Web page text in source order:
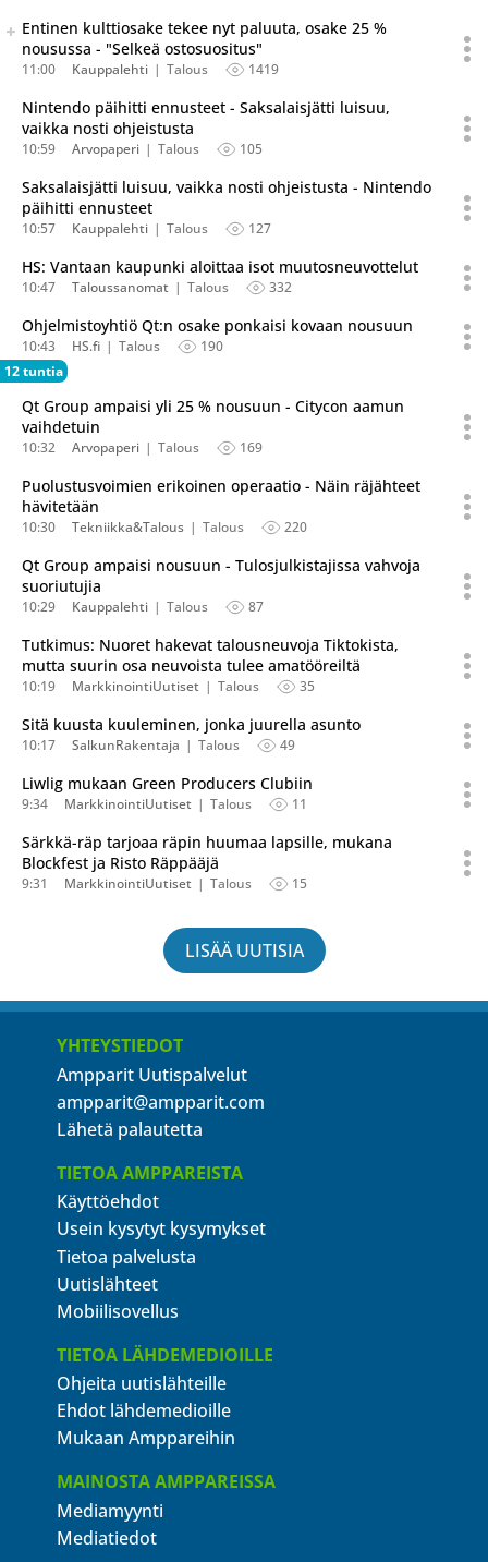
Seuraava uutinen on julkaistu useassa eri lähteessä.
Listaa uutisen kaikki versiot
Entinen kulttiosake tekee nyt paluuta, osake 25 %
nousussa - "Selkeä ostosuositus"
11:00 Kauppalehti Talous 1419
Nintendo päihitti ennusteet - Saksalaisjätti luisuu,
vaikka nosti ohjeistusta
10:59 Arvopaperi Talous 105
Saksalaisjätti luisuu, vaikka nosti ohjeistusta - Nintendo
päihitti ennusteet
10:57 Kauppalehti Talous 127
HS: Vantaan kaupunki aloittaa isot muutosneuvottelut
10:47 Taloussanomat Talous 332
Ohjelmistoyhtiö Qt:n osake ponkaisi kovaan nousuun
10:43 HS.fi Talous
190
12 tuntia
Qt Group ampaisi yli 25 % nousuun - Citycon aamun
vaihdetuin
10:32 Arvopaperi Talous 169
Puolustusvoimien erikoinen operaatio - Näin räjähteet
hävitetään
10:30 Tekniikka&Talous Talous 220
Qt Group ampaisi nousuun - Tulosjulkistajissa vahvoja
suoriutujia
10:29 Kauppalehti Talous 87
Tutkimus: Nuoret hakevat talousneuvoja Tiktokista,
mutta suurin osa neuvoista tulee amatööreiltä
10:19 MarkkinointiUutiset Talous 35
Sitä kuusta kuuleminen, jonka juurella asunto
10:17 SalkunRakentaja Talous 49
Liwlig mukaan Green Producers Clubiin
9:34 MarkkinointiUutiset Talous 11
Särkkä-räp tarjoaa räpin huumaa lapsille, mukana
Blockfest ja Risto Räppääjä
9:31 MarkkinointiUutiset Talous 15
LISÄÄ UUTISIA
YHTEYSTIEDOT
Ampparit Uutispalvelut
ampparit@ampparit.com
Lähetä palautetta
TIETOA AMPPAREISTA
Käyttöehdot
Usein kysytyt kysymykset
Tietoa palvelusta
Uutislähteet
Mobiilisovellus
TIETOA LÄHDEMEDIOILLE
Ohjeita uutislähteille
Ehdot lähdemedioille
Mukaan Amppareihin
MAINOSTA AMPPAREISSA
Mediamyynti
Mediatiedot